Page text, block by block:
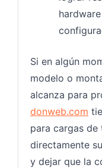
Si en algún
modelo o
alcanza para
donweb.com
para cargas de
directamente
y dejar que la